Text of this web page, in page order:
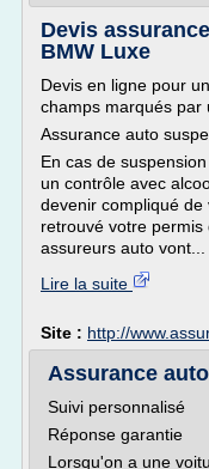
Devis
BMW Luxe
Devis en ligne pour
champs marqués par
Assurance auto
En cas de
un contrôle avec
devenir compliqué
retrouvé votre
assureurs auto vont...
Lire la suite
Site : http://
Assurance
Suivi personnalisé
Réponse garantie
Lorsqu'on a une